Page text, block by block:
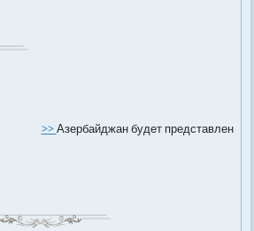
>>Азербайджан будет представлен